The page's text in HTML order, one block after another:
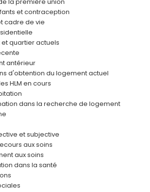
et contraception
cadre de vie
quartier actuels
antérieur
d'obtention du logement actuel
HLM en cours
dans la recherche de logement
et subjective
aux soins
aux soins
dans la santé